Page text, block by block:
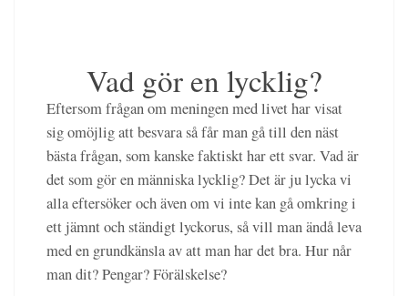
Vad gör en lycklig?
Eftersom frågan om meningen med livet har visat
sig omöjlig att besvara så får man gå till den näst
bästa frågan, som kanske faktiskt har ett svar. Vad är
det som gör en människa lycklig? Det är ju lycka vi
alla eftersöker och även om vi inte kan gå omkring i
ett jämnt och ständigt lyckorus, så vill man ändå leva
med en grundkänsla av att man har det bra. Hur når
man dit? Pengar? Förälskelse?